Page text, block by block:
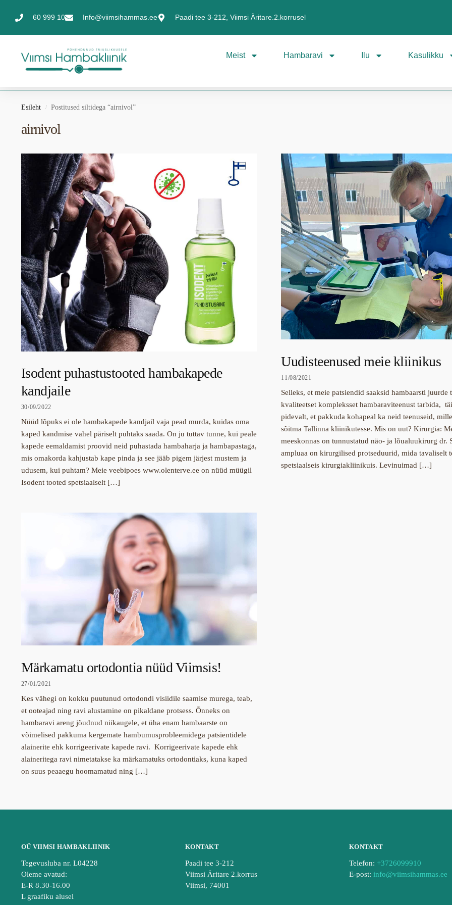
60 999 10 Info@viimsihammas.ee Paadi tee 3-212, Viimsi Äritare.2.korrusel
Meist Hambaravi Ilu Kasulikku
Esileht / Postitused siltidega “airnivol”
airnivol
Isodent puhastustooted hambakapede
kandjaile
30/09/2022
Nüüd lõpuks ei ole hambakapede kandjail vaja pead murda, kuidas oma
kaped kandmise vahel päriselt puhtaks saada. On ju tuttav tunne, kui peale
kapede eemaldamist proovid neid puhastada hambaharja ja hambapastaga,
mis omakorda kahjustab kape pinda ja see jääb pigem järjest mustem ja
udusem, kui puhtam? Meie veebipoes www.olenterve.ee on nüüd müügil
Isodent tooted spetsiaalselt […]
Uudisteenused meie kliinikus
11/08/2021
Selleks, et meie patsiendid saaksid hambaarsti juurde
kvaliteetset kompleksset hambaraviteenust tarbida,
pidevalt, et pakkuda kohapeal ka neid teenuseid,
sõitma Tallinna kliinikutesse. Mis on uut? Kirurgia:
meeskonnas on tunnustatud näo- ja lõualuukirurg dr.
ampluaa on kirurgilised protseduurid, mida tavaliselt
spetsiaalseis kirurgiakliinikuis. Levinuimad […]
Märkamatu ortodontia nüüd Viimsis!
27/01/2021
Kes vähegi on kokku puutunud ortodondi visiidile saamise murega, teab,
et ooteajad ning ravi alustamine on pikaldane protsess. Õnneks on
hambaravi areng jõudnud niikaugele, et üha enam hambaarste on
võimelised pakkuma kergemate hambumusprobleemidega patsientidele
alainerite ehk korrigeerivate kapede ravi. Korrigeerivate kapede ehk
alaineritega ravi nimetatakse ka märkamatuks ortodontiaks, kuna kaped
on suus peaaegu hoomamatud ning […]
OÜ VIIMSI HAMBAKLIINIK
Tegevusluba nr. L04228
Oleme avatud:
E-R 8.30-16.00
L graafiku alusel
KONTAKT
Paadi tee 3-212
Viimsi Äritare 2.korrus
Viimsi, 74001
KONTAKT
Telefon: +3726099910
E-post: info@viimsihammas.ee